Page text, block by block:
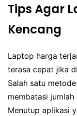
Tips Agar
Kencang
Laptop harga
terasa cepat jika
Salah satu
membatasi
Menutup aplikasi